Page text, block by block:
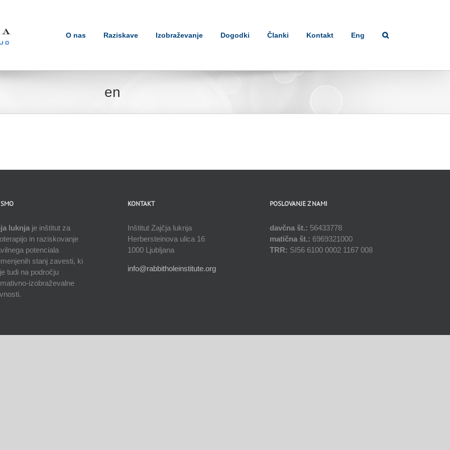
O nas Raziskave Izobraževanje Dogodki Članki Kontakt Eng
en
luknja je inštitut za
in raziskovanje
potenciala
stanj zavesti, ki
tudi na področju
izobraževalne
KONTAKT
Inštitut Zajčja luknja
Herbersteinova ulica 16
1000 Ljubljana
info@rabbitholeinstitute.org
POSLOVANJE Z NAMI
davčna št.: 56433778
matična št.: 6969321000
TRR: SI56 6100 0002 1167 008